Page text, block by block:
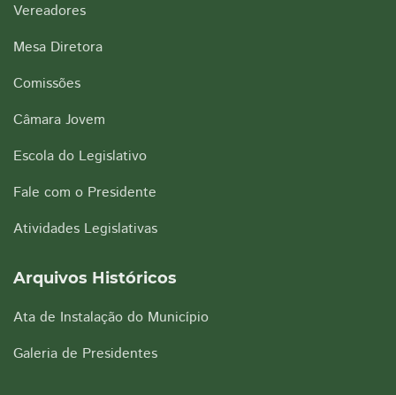
Vereadores
Mesa Diretora
Comissões
Câmara Jovem
Escola do Legislativo
Fale com o Presidente
Atividades Legislativas
Arquivos Históricos
Ata de Instalação do Município
Galeria de Presidentes